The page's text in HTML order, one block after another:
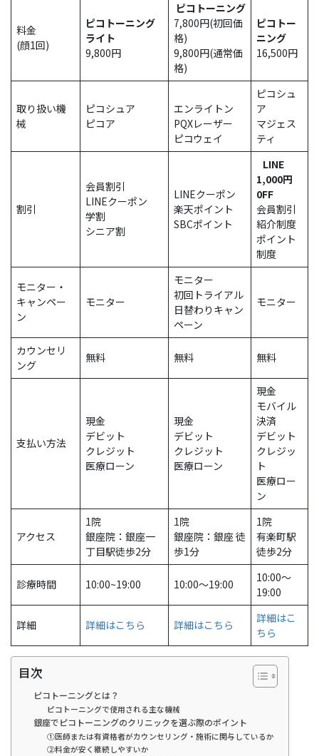
料金
(顔1回)
ピコトーニング
ライト
9,800円
ピコトーニング
7,800円(初回価
格)
9,800円(通常価
格)
ピコトー
ニング
16,500円
取り扱い機
械
ピコシュア
ピコア
エンライトン
PQXレーザー
ピコウェイ
ピコシュ
ア
マジェス
ティ
割引
会員割引
LINEクーポン
学割
シニア割
LINEクーポン
楽天ポイント
SBCポイント
LINE
1,000円
0FF
会員割引
紹介制度
ポイント
制度
モニター・
キャンペー
ン
モニター
モニター
初回トライアル
日替わりキャン
ペーン
モニター
カウンセリ
ング
無料 無料 無料
支払い方法
現金
デビット
クレジット
医療ローン
現金
デビット
クレジット
医療ローン
現金
モバイル
決済
デビット
クレジッ
ト
医療ロー
ン
アクセス
1院
銀座院：銀座一
丁目駅徒歩2分
1院
銀座院：銀座 徒
歩1分
1院
有楽町駅
徒歩2分
診療時間 10:00~19:00 10:00〜19:00
10:00～
19:00
詳細 詳細はこちら 詳細はこちら
詳細はこ
ちら
目次
ピコトーニングとは？
ピコトーニングで使用される主な機械
銀座でピコトーニングのクリニックを選ぶ際のポイント
①医師または有資格者がカウンセリング・施術に関与しているか
②料金が安く継続しやすいか